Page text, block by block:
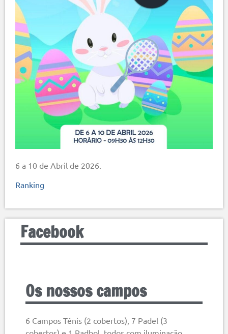
6 a 10 de Abril de 2026.
Ranking
Facebook
Os nossos campos
6 Campos Ténis (2 cobertos), 7 Padel (3